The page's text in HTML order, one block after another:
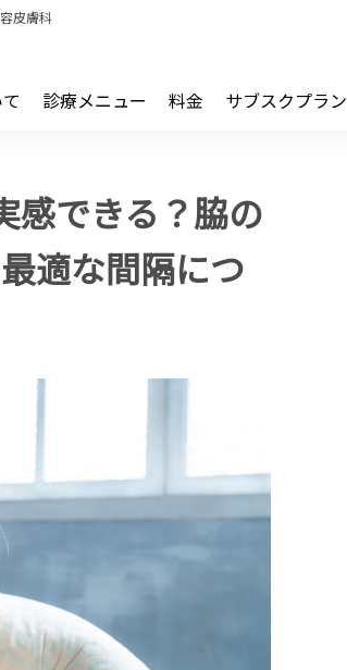
皮膚科
診療メニュー 料金 サブスクプラン
感できる？脇の
適な間隔につ